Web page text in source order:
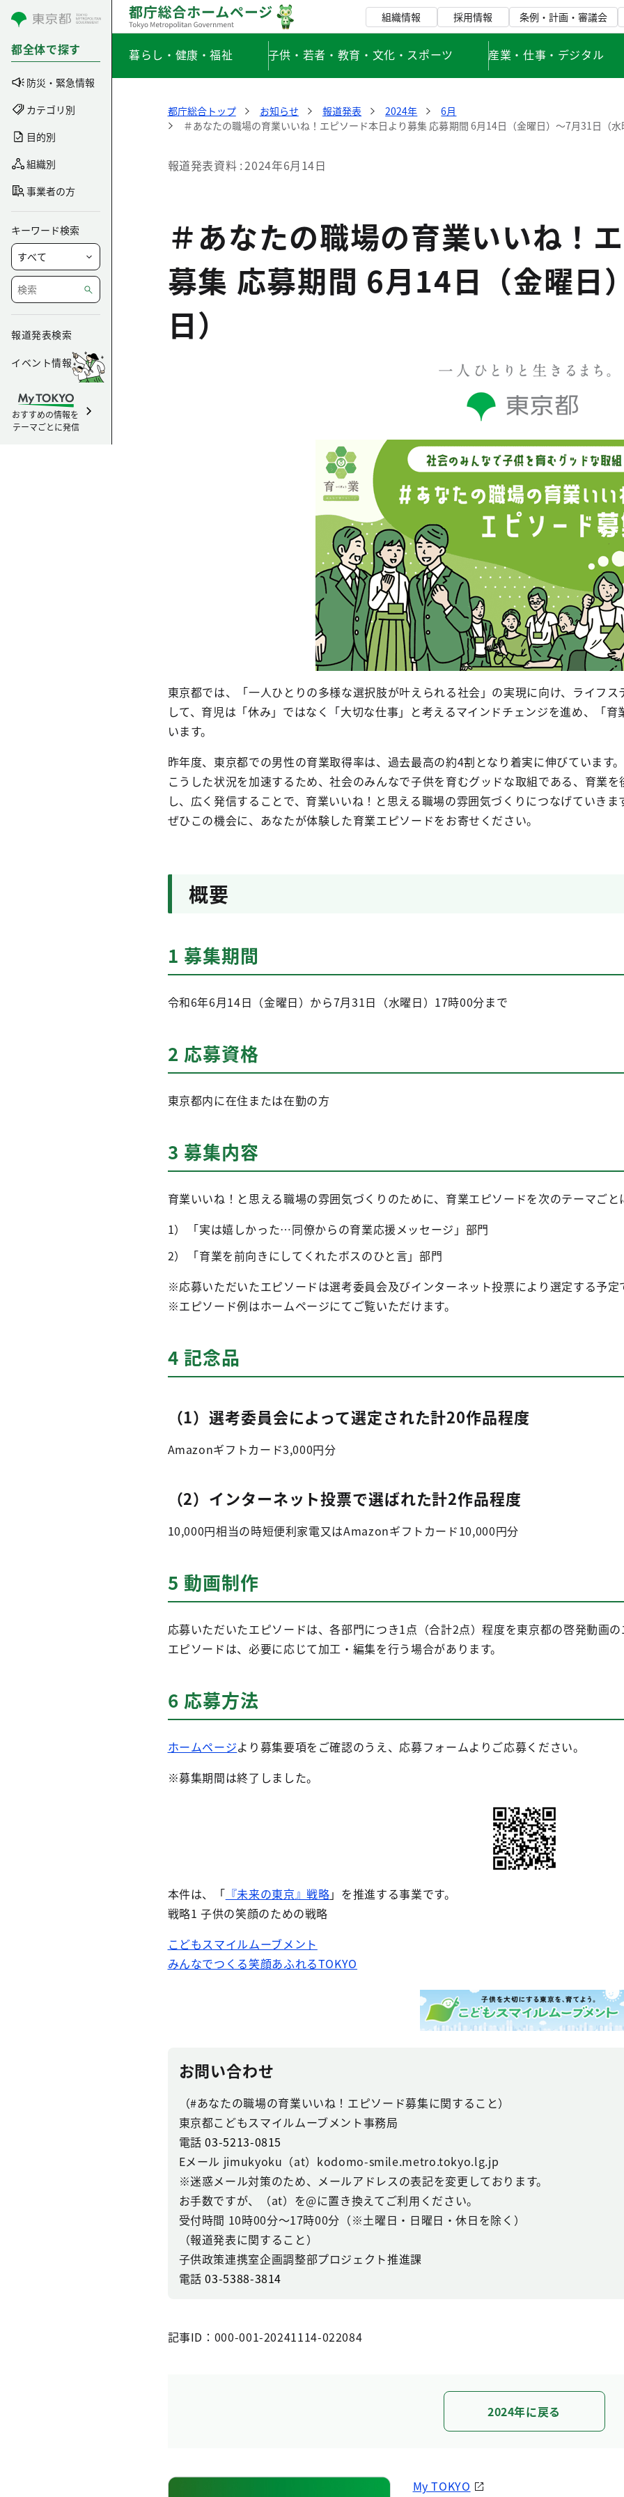
コンテンツにスキップ
都全体で探す
防災・緊急情報
カテゴリ別
目的別
組織別
事業者の方
キーワード検索
報道発表検索
イベント情報
おすすめの情報を
テーマごとに発信
組織情報 採用情報 条例・計画・審議会
暮らし・健康・福祉 子供・若者・教育・文化・スポーツ 産業・仕事・デジタル
都庁総合トップ お知らせ 報道発表 2024年
6月
＃あなたの職場の育業いいね！エピソード本日より募集 応募期間 6月14日（金曜日）～7月31日（
報道発表資料 2024年6月14日
＃あなたの職場の育業いいね！
募集 応募期間 6月14日（金曜日
日）
東京都では、「一人ひとりの多様な選択肢が叶えられる社会」の実現に向け、ライフ
して、育児は「休み」ではなく「大切な仕事」と考えるマインドチェンジを進め、「
います。
昨年度、東京都での男性の育業取得率は、過去最高の約4割となり着実に伸びています
こうした状況を加速するため、社会のみんなで子供を育むグッドな取組である、育業
し、広く発信することで、育業いいね！と思える職場の雰囲気づくりにつなげていきま
ぜひこの機会に、あなたが体験した育業エピソードをお寄せください。
概要
1 募集期間
令和6年6月14日（金曜日）から7月31日（水曜日）17時00分まで
2 応募資格
東京都内に在住または在勤の方
3 募集内容
育業いいね！と思える職場の雰囲気づくりのために、育業エピソードを次のテーマごと
「実は嬉しかった…同僚からの育業応援メッセージ」部門
「育業を前向きにしてくれたボスのひと言」部門
※応募いただいたエピソードは選考委員会及びインターネット投票により選定する予定
※エピソード例はホームページにてご覧いただけます。
4 記念品
（1）選考委員会によって選定された計20作品程度
Amazonギフトカード3,000円分
（2）インターネット投票で選ばれた計2作品程度
10,000円相当の時短便利家電又はAmazonギフトカード10,000円分
5 動画制作
応募いただいたエピソードは、各部門につき1点（合計2点）程度を東京都の啓発動画
エピソードは、必要に応じて加工・編集を行う場合があります。
6 応募方法
ホームページより募集要項をご確認のうえ、応募フォームよりご応募ください。
※募集期間は終了しました。
本件は、「 『未来の東京』戦略」を推進する事業です。
戦略1 子供の笑顔のための戦略
こどもスマイルムーブメント
みんなでつくる笑顔あふれるTOKYO
お問い合わせ
（#あなたの職場の育業いいね！エピソード募集に関すること）
東京都こどもスマイルムーブメント事務局
電話03-5213-0815
Eメール jimukyoku（at）kodomo-smile.metro.tokyo.lg.jp
※迷惑メール対策のため、メールアドレスの表記を変更しております。
お手数ですが、（at）を@に置き換えてご利用ください。
受付時間 10時00分～17時00分（※土曜日・日曜日・休日を除く）
（報道発表に関すること）
子供政策連携室企画調整部プロジェクト推進課
電話03-5388-3814
記事ID：000-001-20241114-022084
2024年に戻る
My TOKYO